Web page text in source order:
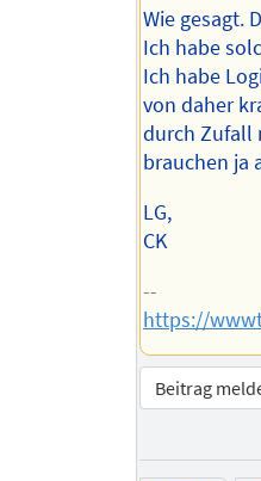
Wie gesagt.
Ich habe
Ich habe
von daher
durch Zufall
brauchen ja
LG,
CK
--
https://
Beitrag